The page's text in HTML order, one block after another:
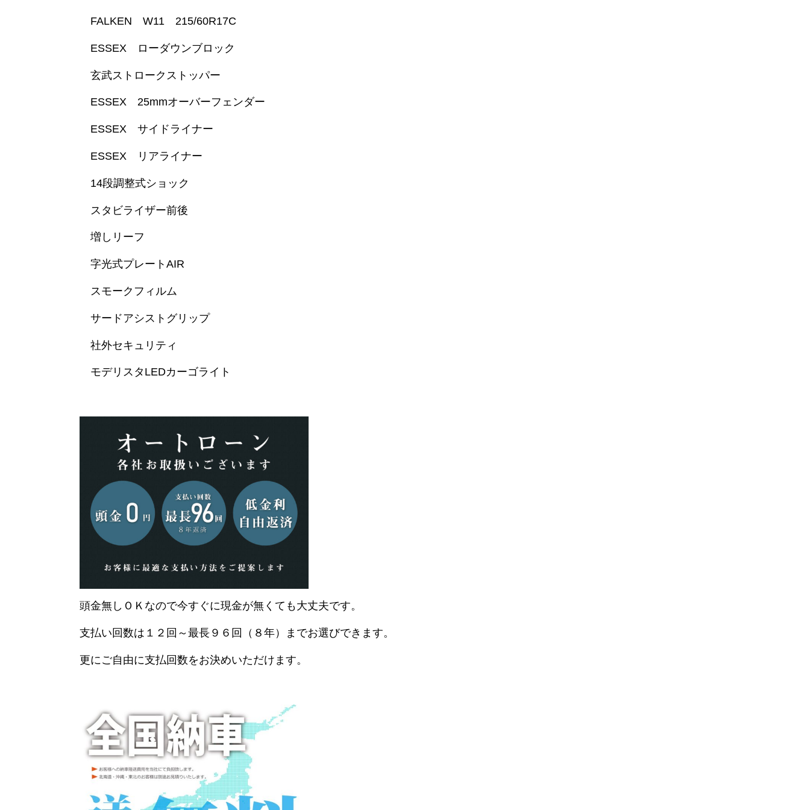
FALKEN W11 215/60R17C
ESSEX ローダウンブロック
玄武ストロークストッパー
ESSEX 25mmオーバーフェンダー
ESSEX サイドライナー
ESSEX リアライナー
14段調整式ショック
スタビライザー前後
増しリーフ
字光式プレートAIR
スモークフィルム
サードアシストグリップ
社外セキュリティ
モデリスタLEDカーゴライト
頭金無しＯＫなので今すぐに現金が無くても大丈夫です。
支払い回数は１２回～最長９６回（８年）までお選びできます。
更にご自由に支払回数をお決めいただけます。